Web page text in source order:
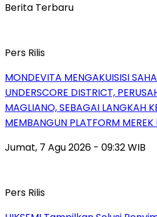
Berita Terbaru
Pers Rilis
MONDEVITA MENGAKUISISI
UNDERSCORE DISTRICT,
MAGLIANO, SEBAGAI LANGKAH
MEMBANGUN PLATFORM
Jumat, 7 Agu 2026 - 09:32 WIB
Pers Rilis